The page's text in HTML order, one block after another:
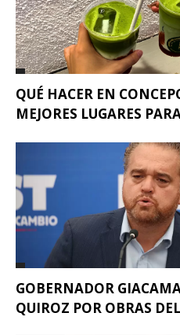
QUÉ HACER EN
MEJORES LUGARES
GOBERNADOR
QUIROZ POR OBRAS